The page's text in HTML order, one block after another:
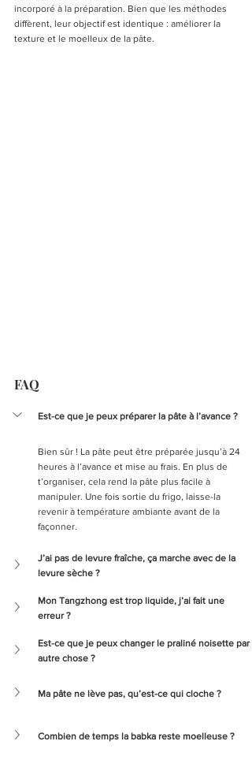
incorporé à la préparation. Bien que les méthodes
diffèrent, leur objectif est identique : améliorer la
texture et le moelleux de la pâte.
FAQ
Est-ce que je peux préparer la pâte à l’avance ?
Bien sûr ! La pâte peut être préparée jusqu’à 24
heures à l’avance et mise au frais. En plus de
t’organiser, cela rend la pâte plus facile à
manipuler. Une fois sortie du frigo, laisse-la
revenir à température ambiante avant de la
façonner.
J’ai pas de levure fraîche, ça marche avec de la
levure sèche ?
Mon Tangzhong est trop liquide, j’ai fait une
erreur ?
Est-ce que je peux changer le praliné noisette par
autre chose ?
Ma pâte ne lève pas, qu’est-ce qui cloche ?
Combien de temps la babka reste moelleuse ?